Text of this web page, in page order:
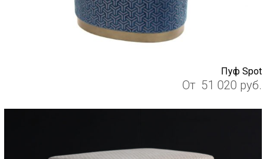
Пуф Spot
От 51 020 руб.